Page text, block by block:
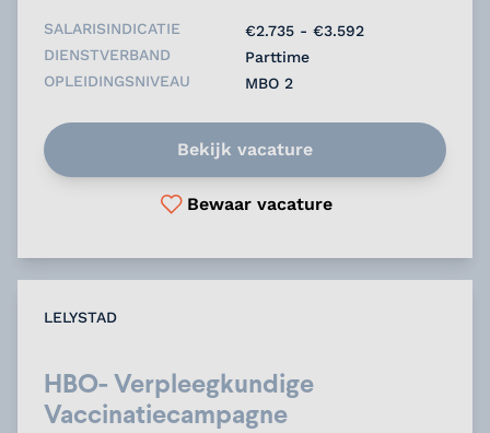
SALARISINDICATIE
€2.735 - €3.592
DIENSTVERBAND
Parttime
OPLEIDINGSNIVEAU
MBO 2
Bekijk vacature
Bewaar vacature
LELYSTAD
HBO- Verpleegkundige
Vaccinatiecampagne